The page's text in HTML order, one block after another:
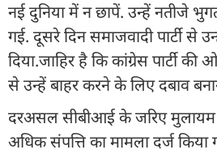
नई दुनिया में न छापें. उन्हें नतीजे
गई. दूसरे दिन समाजवादी पार्टी से
दिया.जाहिर है कि कांग्रेस पार्टी की
से उन्हें बाहर करने के लिए दबाव
दरअसल सीबीआई के जरिए
अधिक संपत्ति का मामला दर्ज